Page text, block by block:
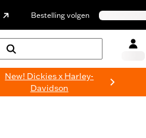
Bestelling volgen
New! Dickies x Harley-
Davidson